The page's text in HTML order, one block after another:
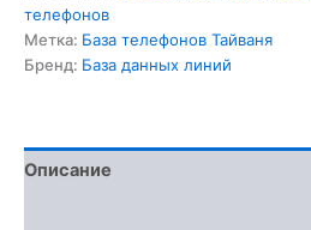
телефонов
Метка: База телефонов Тайваня
Бренд: База данных линий
Описание